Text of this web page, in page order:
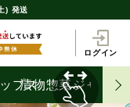
) 発送
ログイン
プス
漬物惣菜ジャム